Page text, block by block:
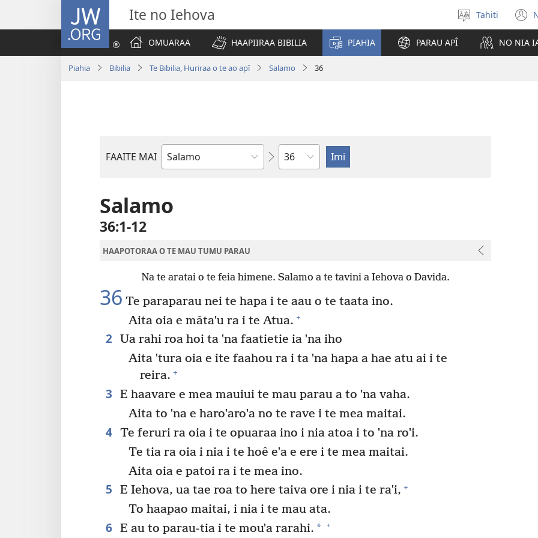
JW.ORG Ite no Iehova
Maiti
te
reo
Tahiti
OMUARAA
HAAPIIRAA BIBILIA PIAHIA PARAU APÎ NO NIA
Piahia Bibilia Te Bibilia, Huriraa o te ao apî Salamo 36
FAAITE MAI
Buka
Bibilia
Pene
Salamo
36:1-12
HAAPOTORAA O TE MAU TUMU PARAU
Na te aratai o te feia himene. Salamo a te tavini a Iehova o Davida.
36 Te paraparau nei te hapa i te aau o te taata ino.
Aita oia e mǎtaˈu ra i te Atua. +
2 Ua rahi roa hoi ta ˈna faatietie ia ˈna iho
Aita ˈtura oia e ite faahou ra i ta ˈna hapa a hae atu ai i te
reira. +
3
E haavare e mea mauiui te mau parau a to ˈna vaha.
Aita to ˈna e haroˈaroˈa no te rave i te mea maitai.
4 Te feruri ra oia i te opuaraa ino i nia atoa i to ˈna roˈi.
Te tia ra oia i nia i te hoê eˈa e ere i te mea maitai.
Aita oia e patoi ra i te mea ino.
5 E Iehova, ua tae roa to here taiva ore i nia i te raˈi, +
To haapao maitai, i nia i te mau ata.
6 E au to parau-tia i te mouˈa rarahi. * +